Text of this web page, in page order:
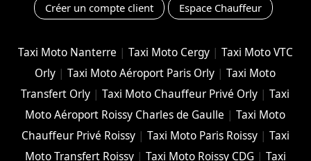
Créer un compte client
Espace Chauffeur
Taxi Moto Nanterre | Taxi Moto Cergy| Taxi Moto VTC
Orly |Taxi Moto Aéroport Paris Orly |Taxi Moto
Transfert Orly |Taxi Moto Chauffeur Privé Orly |Taxi
Moto Aéroport Roissy Charles de Gaulle |Taxi Moto
Chauffeur Privé Roissy| Taxi Moto Paris Roissy| Taxi
Moto Transfert Roissy| Taxi Moto Roissy CDG | Taxi